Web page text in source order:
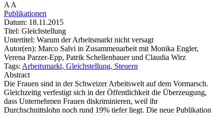
A A
Publikationen
Datum: 18.11.2015
Titel: Gleichstellung
Untertitel: Warum der Arbeitsmarkt nicht versagt
Autor(en): Marco Salvi in Zusammenarbeit mit Monika Engler,
Verena Parzer-Epp, Patrik Schellenbauer und Claudia Wirz
Tags: Arbeitsmarkt, Gleichstellung, Steuern
Abstract
Die Frauen sind in der Schweizer Arbeitswelt auf dem Vormarsch.
Gleichzeitig verfestigt sich in der Öffentlichkeit die Überzeugung,
dass Unternehmen Frauen diskriminieren, weil ihr
Durchschnittslohn noch rund 19% tiefer liegt. Die neue Publikation